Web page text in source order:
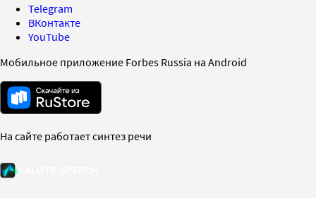
Telegram
ВКонтакте
YouTube
Мобильное приложение Forbes Russia на Android
На сайте работает синтез речи